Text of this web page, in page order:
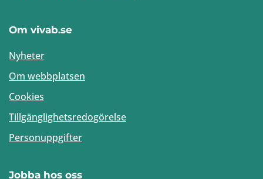
Om vivab.se
Nyheter
Om webbplatsen
Cookies
Tillgänglighetsredogörelse
Personuppgifter
Jobba hos oss